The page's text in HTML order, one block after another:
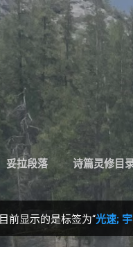
妥拉段落 诗篇灵修目
目前显示的是标签为“光速;